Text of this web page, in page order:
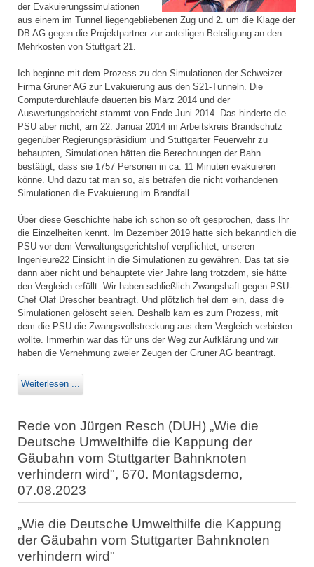
der Evakuierungssimulationen
aus einem im Tunnel liegengebliebenen Zug und 2. um die Klage der
DB AG gegen die Projektpartner zur anteiligen Beteiligung an den
Mehrkosten von Stuttgart 21.
Ich beginne mit dem Prozess zu den Simulationen der Schweizer
Firma Gruner AG zur Evakuierung aus den S21-Tunneln. Die
Computerdurchläufe dauerten bis März 2014 und der
Auswertungsbericht stammt von Ende Juni 2014. Das hinderte die
PSU aber nicht, am 22. Januar 2014 im Arbeitskreis Brandschutz
gegenüber Regierungspräsidium und Stuttgarter Feuerwehr zu
behaupten, Simulationen hätten die Berechnungen der Bahn
bestätigt, dass sie 1757 Personen in ca. 11 Minuten evakuieren
könne. Und dazu tat man so, als beträfen die nicht vorhandenen
Simulationen die Evakuierung im Brandfall.
Über diese Geschichte habe ich schon so oft gesprochen, dass Ihr
die Einzelheiten kennt. Im Dezember 2019 hatte sich bekanntlich die
PSU vor dem Verwaltungsgerichtshof verpflichtet, unseren
Ingenieure22 Einsicht in die Simulationen zu gewähren. Das tat sie
dann aber nicht und behauptete vier Jahre lang trotzdem, sie hätte
den Vergleich erfüllt. Wir haben schließlich Zwangshaft gegen PSU-
Chef Olaf Drescher beantragt. Und plötzlich fiel dem ein, dass die
Simulationen gelöscht seien. Deshalb kam es zum Prozess, mit
dem die PSU die Zwangsvollstreckung aus dem Vergleich verbieten
wollte. Immerhin war das für uns der Weg zur Aufklärung und wir
haben die Vernehmung zweier Zeugen der Gruner AG beantragt.
Weiterlesen ...
Rede von Jürgen Resch (DUH) „Wie die
Deutsche Umwelthilfe die Kappung der
Gäubahn vom Stuttgarter Bahnknoten
verhindern wird", 670. Montagsdemo,
07.08.2023
„Wie die Deutsche Umwelthilfe die Kappung
der Gäubahn vom Stuttgarter Bahnknoten
verhindern wird"